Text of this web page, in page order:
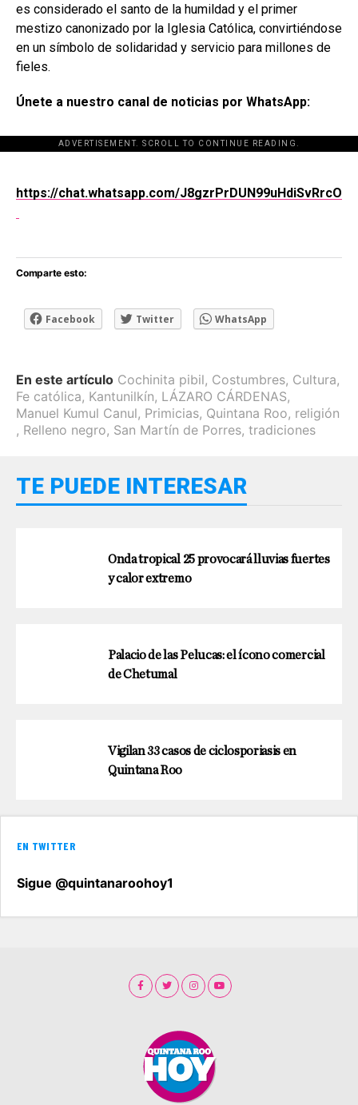
es considerado el santo de la humildad y el primer
mestizo canonizado por la Iglesia Católica, convirtiéndose
en un símbolo de solidaridad y servicio para millones de
fieles.
Únete a nuestro canal de noticias por WhatsApp:
ADVERTISEMENT. SCROLL TO CONTINUE READING.
[adsforwp id="243463"]
https://chat.whatsapp.com/J8gzrPrDUN99uHdiSvRrcO
Comparte esto:
Facebook Twitter WhatsApp
En este artículo Cochinita pibil, Costumbres, Cultura,
Fe católica, Kantunilkín, LÁZARO CÁRDENAS,
Manuel Kumul Canul, Primicias, Quintana Roo, religión
, Relleno negro, San Martín de Porres, tradiciones
TE PUEDE INTERESAR
Onda tropical 25 provocará lluvias fuertes
y calor extremo
Palacio de las Pelucas: el ícono comercial
de Chetumal
Vigilan 33 casos de ciclosporiasis en
Quintana Roo
EN TWITTER
Sigue @quintanaroohoy1